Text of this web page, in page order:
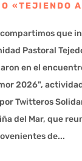
«TEJIENDO
que
Pastoral
en el
2026",
Twitteros
del Mar, que
de...